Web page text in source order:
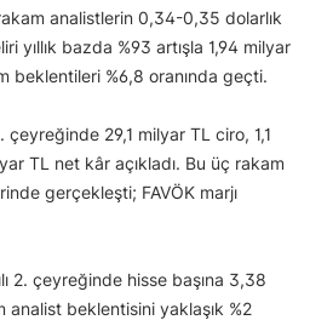
analistlerin 0,34-0,35 dolarlık
yıllık bazda %93 artışla 1,94 milyar
beklentileri %6,8 oranında geçti.
çeyreğinde 29,1 milyar TL ciro, 1,1
TL net kâr açıkladı. Bu üç rakam
gerçekleşti; FAVÖK marjı
2. çeyreğinde hisse başına 3,38
analist beklentisini yaklaşık %2